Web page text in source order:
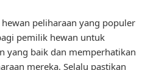
peliharaan yang populer
pemilik hewan untuk
yang baik dan memperhatikan
mereka. Selalu pastikan